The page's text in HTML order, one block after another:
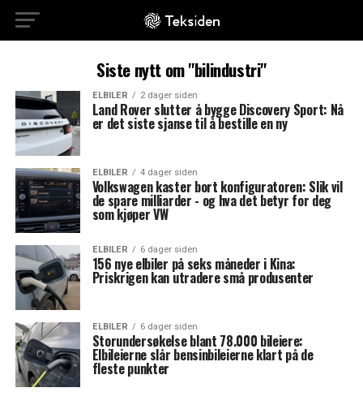
Siste nytt om "bilindustri"
ELBILER 2 dager siden
Land Rover slutter å bygge Discovery Sport: Nå
er det siste sjanse til å bestille en ny
ELBILER 4 dager siden
Volkswagen kaster bort konfiguratoren: Slik vil
de spare milliarder - og hva det betyr for deg
som kjøper VW
ELBILER 6 dager siden
156 nye elbiler på seks måneder i Kina:
Priskrigen kan utradere små produsenter
ELBILER 6 dager siden
Storundersøkelse blant 78.000 bileiere:
Elbileierne slår bensinbileierne klart på de
fleste punkter